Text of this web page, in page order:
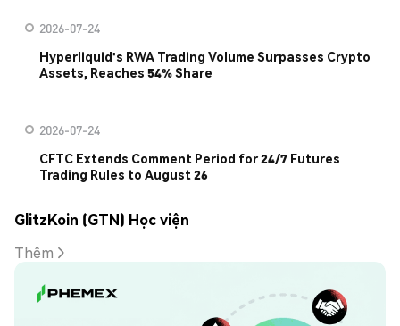
2026-07-24
Hyperliquid's RWA Trading Volume Surpasses Crypto
Assets, Reaches 54% Share
2026-07-24
CFTC Extends Comment Period for 24/7 Futures
Trading Rules to August 26
GlitzKoin (GTN) Học viện
Thêm